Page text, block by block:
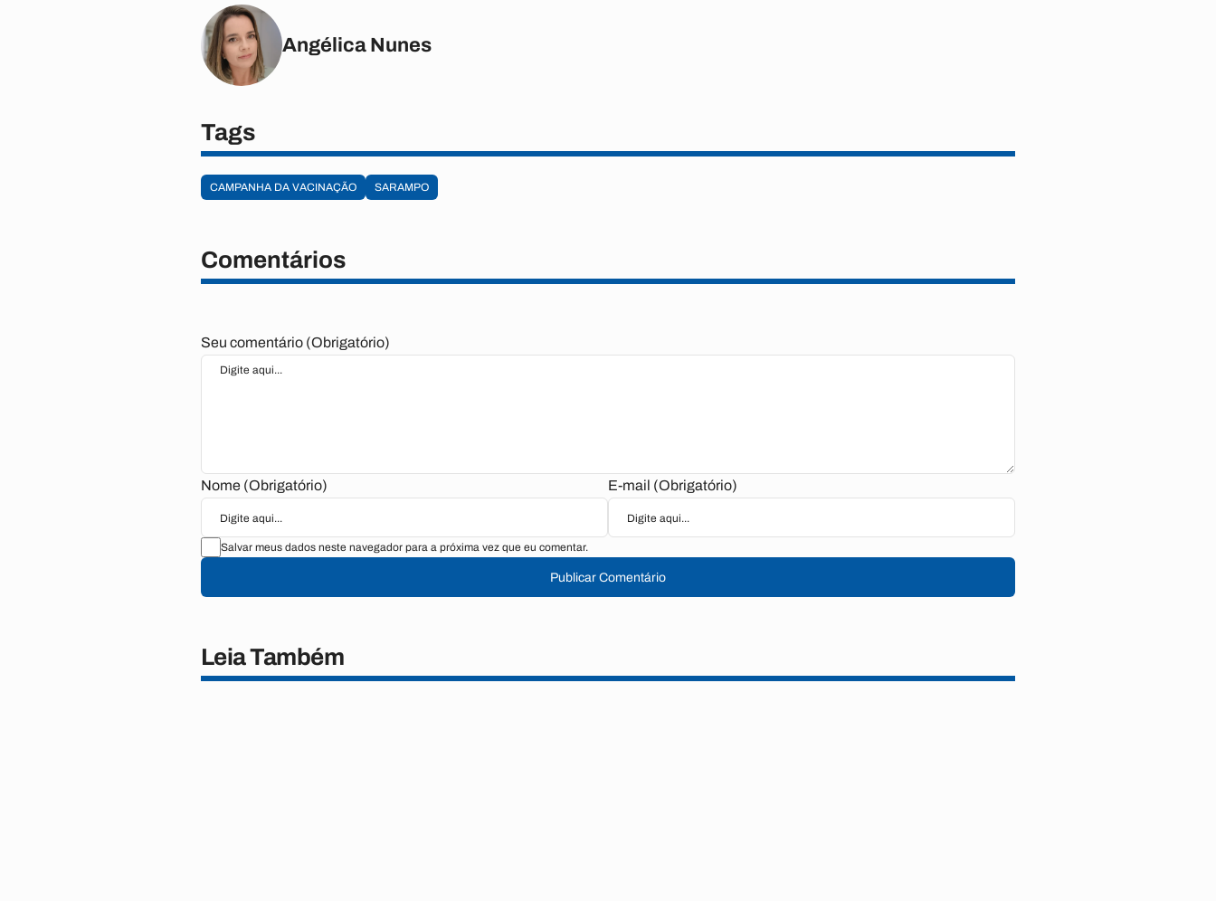
Angélica Nunes
Tags
CAMPANHA DA VACINAÇÃO SARAMPO
Comentários
Seu comentário (Obrigatório)
Nome (Obrigatório) E-mail (Obrigatório)
Salvar meus dados neste navegador para a próxima vez que eu comentar.
Publicar Comentário
Leia Também